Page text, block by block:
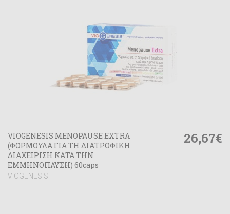
VIOGENESIS MENOPAUSE EXTRA
(ΦΟΡΜΟΥΛΑ ΓΙΑ ΤΗ ΔΙΑΤΡΟΦΙΚΗ
ΔΙΑΧΕΙΡΙΣΗ ΚΑΤΑ ΤΗΝ
ΕΜΜΗΝΟΠΑΥΣΗ) 60caps
VIOGENESIS
26,67€